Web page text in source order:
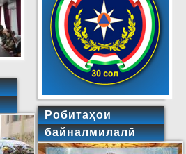
Робитаҳои
байналмилалӣ